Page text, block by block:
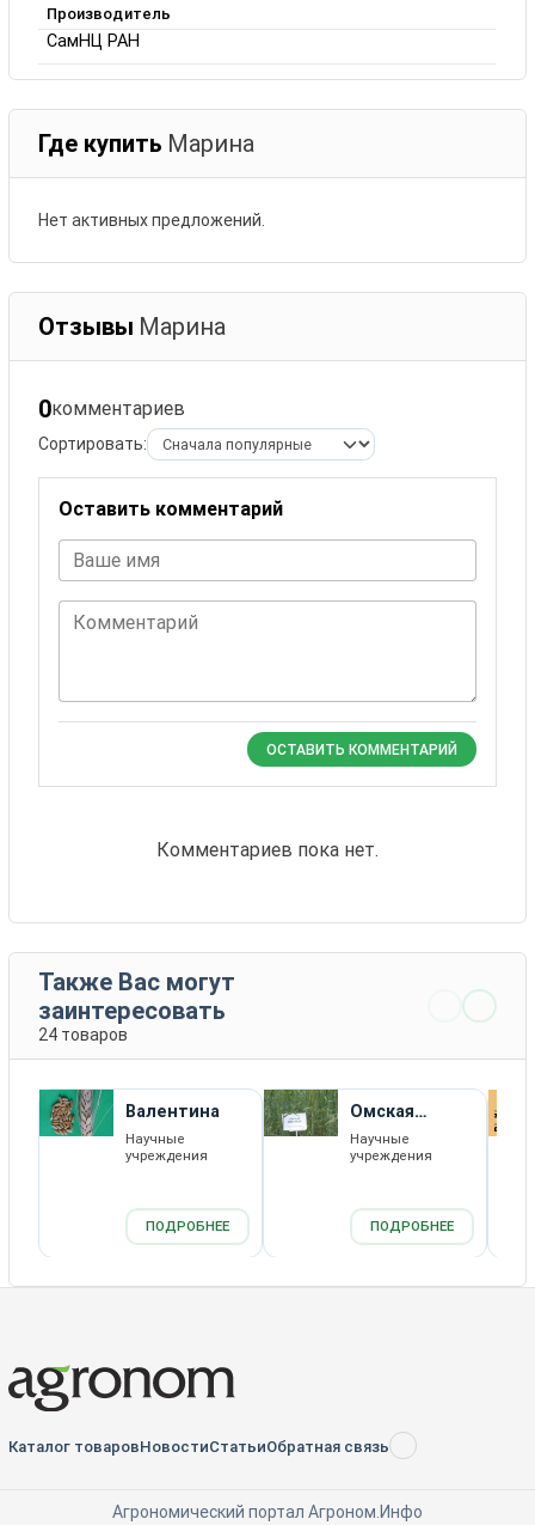
Производитель
СамНЦ РАН
Где купить Марина
Нет активных предложений.
Отзывы Марина
0комментариев
Сортировать:
Оставить комментарий
Ваше имя
Комментарий
ОСТАВИТЬ КОММЕНТАРИЙ
Комментариев пока нет.
Также Вас могут
заинтересовать
24 товаров
Валентина
Научные
учреждения
ПОДРОБНЕЕ
Омская
Янтарная
Научные
учреждения
ПОДРОБНЕЕ
Каталог товаровНовостиСтатьиОбратная связь RSS
Агрономический портал Агроном.Инфо